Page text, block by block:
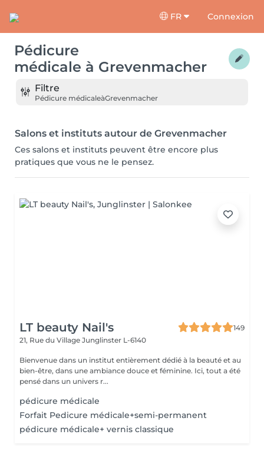
FR Connexion
Pédicure
médicale à Grevenmacher
Filtre
Pédicure médicaleàGrevenmacher
Salons et instituts autour de Grevenmacher
Ces salons et instituts peuvent être encore plus
pratiques que vous ne le pensez.
LT beauty Nail's
149
21, Rue du Village Junglinster L-6140
Bienvenue dans un institut entièrement dédié à la beauté et au
bien-être, dans une ambiance douce et féminine. Ici, tout a été
pensé dans un univers r...
pédicure médicale
Forfait Pedicure médicale+semi-permanent
pédicure médicale+ vernis classique